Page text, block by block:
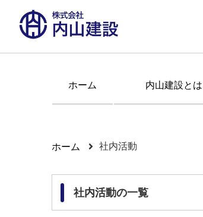
ホーム 内山建設とは
ホーム 社内活動
社内活動の一覧